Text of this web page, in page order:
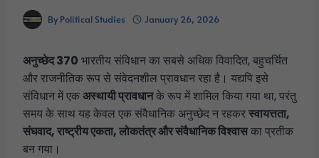
By Political Studies January 26, 2026
अनुच्छेद 370 भारतीय संविधान का सबसे अधिक विवादित, बहुचर्चित
और राजनीतिक रूप से संवेदनशील प्रावधान रहा है। यद्यपि इसे
संविधान में एकअस्थायी प्रावधानके रूप में शामिल किया गया था, परंतु
समय के साथ यह केवल एक संवैधानिक अनुच्छेद न रहकरस्वायत्तता,
संघवाद, राष्ट्रीय एकता, लोकतंत्र और संवैधानिक विश्वासका प्रतीक
बन गया।